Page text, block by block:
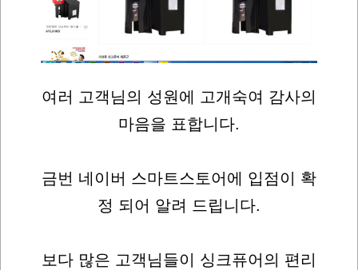
여러 고객님의 성원에 고개숙여 감사의
마음을 표합니다.
금번 네이버 스마트스토어에 입점이 확
정 되어 알려 드립니다.
보다 많은 고객님들이 싱크퓨어의 편리